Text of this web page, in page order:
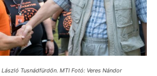
Tusnádfürdőn. MTI Fotó: Veres Nándor